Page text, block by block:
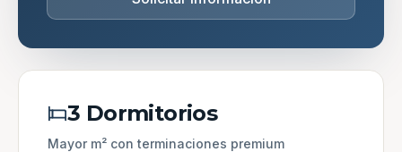
3 Dormitorios
Mayor m² con terminaciones premium